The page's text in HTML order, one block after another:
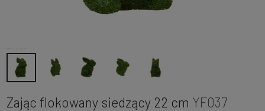
Zając flokowany siedzący 22 cm YF037